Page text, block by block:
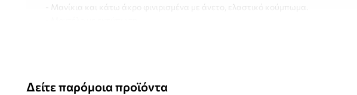
- Μανίκια και κάτω άκρο φινιρισμένα με άνετο, ελαστικό κούμπωμα.
Δείτε παρόμοια προϊόντα